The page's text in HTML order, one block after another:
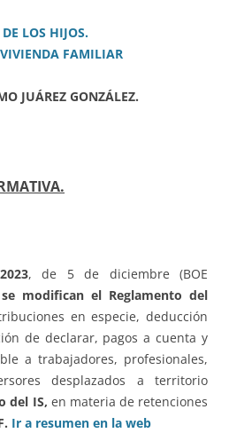
LOS HIJOS.
FAMILIAR
JUÁREZ GONZÁLEZ.
, de 5 de diciembre (BOE
se modifican el Reglamento del
en especie, deducción
de declarar, pagos a cuenta y
a trabajadores, profesionales,
desplazados a territorio
del IS, en materia de retenciones
Ir a resumen en la web